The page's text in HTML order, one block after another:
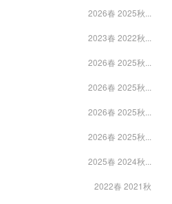
2026春 2025秋...
2023春 2022秋...
2026春 2025秋...
2026春 2025秋...
2026春 2025秋...
2026春 2025秋...
2025春 2024秋...
2022春 2021秋